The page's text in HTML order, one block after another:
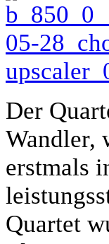
Der
Wandler,
erstmals
Quartet